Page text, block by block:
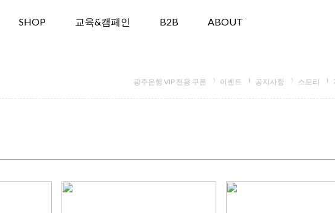
SHOP 교육&캠페인 B2B ABOUT
광주은행 VIP 전용 쿠폰 이벤트 공지사항 스토리